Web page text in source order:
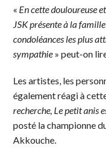
« En cette douloureuse
JSK présente à la
condoléances les plus
sympathie » peut-on
Les artistes, les
également réagi à
recherche, Le petit anis
posté la championne
Akkouche.